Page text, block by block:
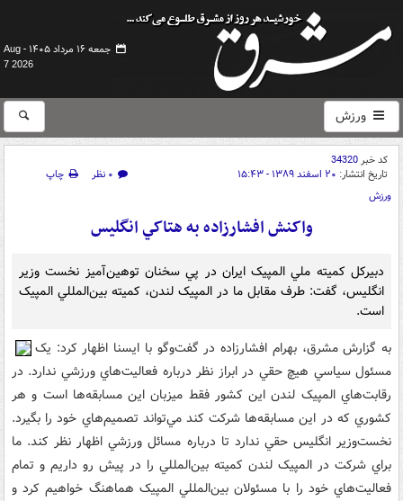
جمعه ۱۶ مرداد ۱۴۰۵ -
Aug
7 2026
ورزش
کد خبر34320
تاریخ انتشار: ۲۰ اسفند ۱۳۸۹ - ۱۵:۴۳ ۰ نظر
چاپ
ورزش
واکنش افشارزاده به هتاکي انگليس
دبيرکل کميته ملي المپيک ايران در پي سخنان توهين‌آميز نخست وزير
انگليس، گفت: طرف مقابل ما در المپيک لندن، کميته بين‌المللي المپيک
است.
به گزارش مشرق، بهرام افشارزاده در گفت‌وگو با ايسنا اظهار کرد: يک
مسئول سياسي هيچ حقي در ابراز نظر درباره فعاليت‌هاي ورزشي ندارد. در
رقابت‌هاي المپيک لندن اين کشور فقط ميزبان اين مسابقه‌ها است و هر
کشوري که در اين مسابقه‌ها شرکت کند مي‌تواند تصميم‌هاي خود را بگيرد.
نخست‌وزير انگليس حقي ندارد تا درباره مسائل ورزشي اظهار نظر کند. ما
براي شرکت در المپيک لندن کميته بين‌المللي را در پيش رو داريم و تمام
فعاليت‌هاي خود را با مسئولان بين‌المللي المپيک هماهنگ خواهيم کرد و